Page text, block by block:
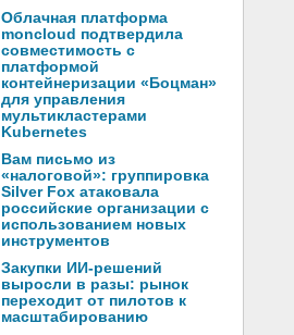
Облачная платформа
moncloud подтвердила
совместимость с
платформой
контейнеризации «Боцман»
для управления
мультикластерами
Kubernetes
Вам письмо из
«налоговой»: группировка
Silver Fox атаковала
российские организации с
использованием новых
инструментов
Закупки ИИ-решений
выросли в разы: рынок
переходит от пилотов к
масштабированию